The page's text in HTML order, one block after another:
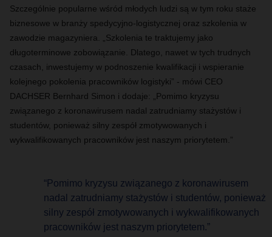
Szczególnie popularne wśród młodych ludzi są w tym roku staże
biznesowe w branży spedycyjno-logistycznej oraz szkolenia w
zawodzie magazyniera. „Szkolenia te traktujemy jako
długoterminowe zobowiązanie. Dlatego, nawet w tych trudnych
czasach, inwestujemy w podnoszenie kwalifikacji i wspieranie
kolejnego pokolenia pracowników logistyki” - mówi CEO
DACHSER Bernhard Simon i dodaje: „Pomimo kryzysu
związanego z koronawirusem nadal zatrudniamy stażystów i
studentów, ponieważ silny zespół zmotywowanych i
wykwalifikowanych pracowników jest naszym priorytetem.”
“Pomimo kryzysu związanego z koronawirusem
nadal zatrudniamy stażystów i studentów, ponieważ
silny zespół zmotywowanych i wykwalifikowanych
pracowników jest naszym priorytetem.”